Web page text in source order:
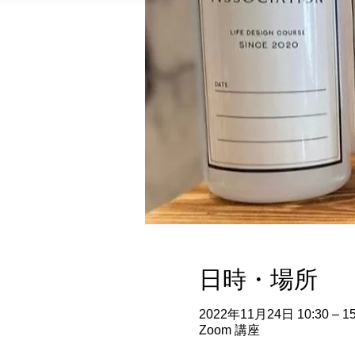
日時・場所
2022年11月24日 10:30 –
Zoom 講座